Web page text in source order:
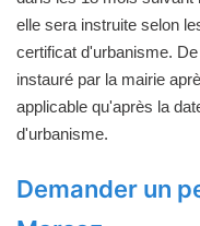
elle sera instruite selon
certificat d'urbanisme.
instauré par la mairie
applicable qu'après la
d'urbanisme.
Demander un